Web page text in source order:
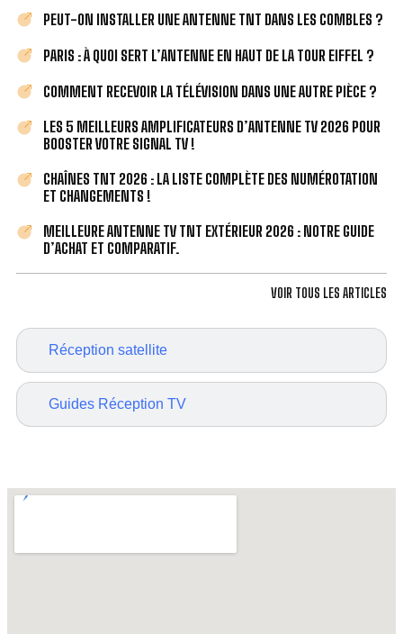
Réception satellite
Guides Réception TV
PEUT-ON INSTALLER UNE ANTENNE TNT DANS LES COMBLES ?
PARIS : À QUOI SERT L’ANTENNE EN HAUT DE LA TOUR EIFFEL ?
COMMENT RECEVOIR LA TÉLÉVISION DANS UNE AUTRE PIÈCE ?
LES 5 MEILLEURS AMPLIFICATEURS D’ANTENNE TV 2026 POUR
BOOSTER VOTRE SIGNAL TV !
CHAÎNES TNT 2026 : LA LISTE COMPLÈTE DES NUMÉROTATION
ET CHANGEMENTS !
MEILLEURE ANTENNE TV TNT EXTÉRIEUR 2026 : NOTRE GUIDE
D’ACHAT ET COMPARATIF.
VOIR TOUS LES ARTICLES